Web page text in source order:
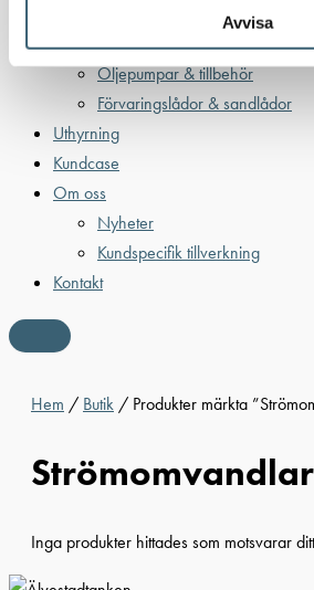
Avvisa
Uppsamlingskärl för fat & IBC
Spilloljetankar & utrustning
Oljepumpar & tillbehör
Förvaringslådor & sandlådor
Uthyrning
Kundcase
Om oss
Nyheter
Kundspecifik tillverkning
Kontakt
Hem / Butik / Produkter märkta
Inga produkter hittades som motsvarar